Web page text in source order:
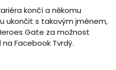
končí a někomu
ukončit s takovým jménem,
Gate za možnost
Facebook Tvrdý.